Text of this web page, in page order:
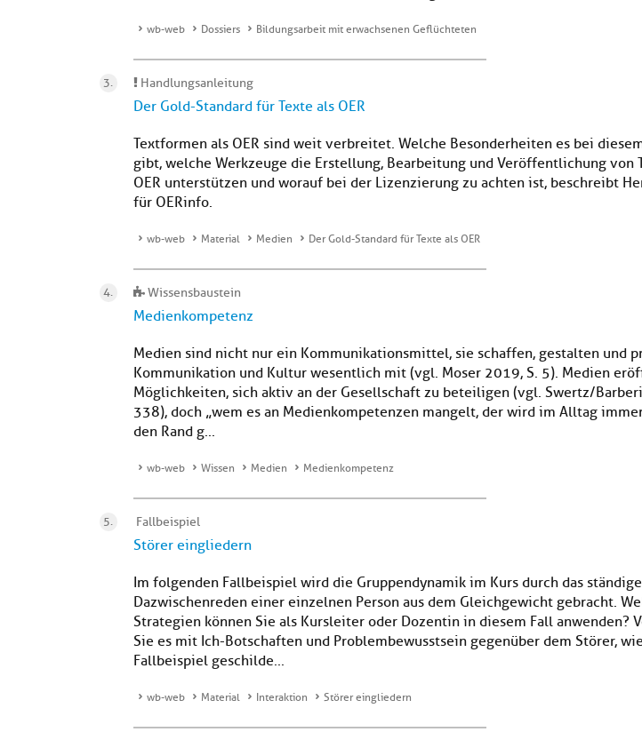
wb-web Dossiers Bildungsarbeit mit erwachsenen Geflüchteten
Handlungsanleitung
Der Gold-Standard für Texte als OER
Textformen als OER sind weit verbreitet. Welche Besonderheiten es bei
gibt, welche Werkzeuge die Erstellung, Bearbeitung und Veröffentlichung von
OER unterstützen und worauf bei der Lizenzierung zu achten ist, beschreibt
für OERinfo.
wb-web Material Medien Der Gold-Standard für Texte als OER
Wissensbaustein
Medienkompetenz
Medien sind nicht nur ein Kommunikationsmittel, sie schaffen, gestalten und
Kommunikation und Kultur wesentlich mit (vgl. Moser 2019, S. 5). Medien
Möglichkeiten, sich aktiv an der Gesellschaft zu beteiligen (vgl. Swertz/
338), doch „wem es an Medienkompetenzen mangelt, der wird im Alltag
den Rand g...
wb-web Wissen Medien Medienkompetenz
Fallbeispiel
Störer eingliedern
Im folgenden Fallbeispiel wird die Gruppendynamik im Kurs durch das ständige
Dazwischenreden einer einzelnen Person aus dem Gleichgewicht gebracht.
Strategien können Sie als Kursleiter oder Dozentin in diesem Fall anwenden?
Sie es mit Ich-Botschaften und Problembewusstsein gegenüber dem Störer,
Fallbeispiel geschilde...
wb-web Material Interaktion Störer eingliedern